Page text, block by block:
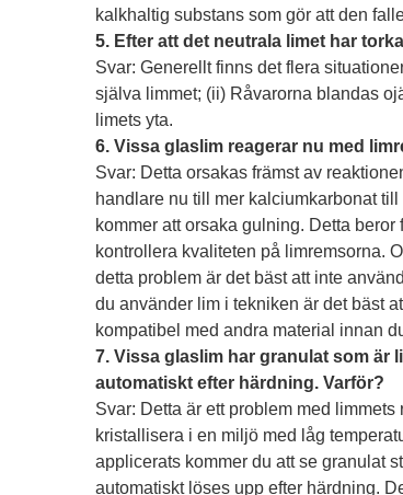
kalkhaltig substans som gör att den
5. Efter att det neutrala limet har
Svar: Generellt finns det flera
själva limmet; (ii) Råvarorna blandas
limets yta.
6. Vissa glaslim reagerar nu med
Svar: Detta orsakas främst av
handlare nu till mer kalciumkarbonat
kommer att orsaka gulning. Detta
kontrollera kvaliteten på limremsorna.
detta problem är det bäst att inte
du använder lim i tekniken är det bäst
kompatibel med andra material innan
7. Vissa glaslim har granulat som är
automatiskt efter härdning. Varför?
Svar: Detta är ett problem med
kristallisera i en miljö med låg
applicerats kommer du att se granulat
automatiskt löses upp efter härdning.